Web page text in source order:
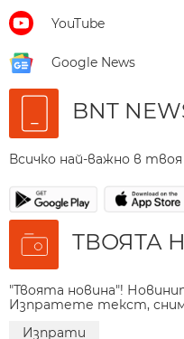
YouTube
Google News
BNT
Всичко най-важно в
ТВОЯТА
"Твоята новина"!
Изпратете текст,
Изпрати